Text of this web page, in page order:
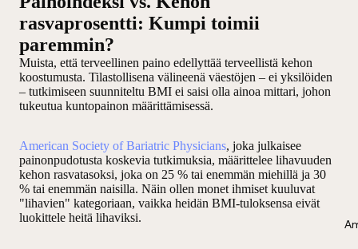
rasvaprosentti: Kumpi toimii
paremmin?
Muista, että terveellinen paino edellyttää terveellistä kehon
koostumusta. Tilastollisena välineenä väestöjen – ei yksilöiden
– tutkimiseen suunniteltu BMI ei saisi olla ainoa mittari, johon
tukeutua kuntopainon määrittämisessä.
American Society of Bariatric Physicians, joka julkaisee
painonpudotusta koskevia tutkimuksia, määrittelee lihavuuden
kehon rasvatasoksi, joka on 25 % tai enemmän miehillä ja 30
% tai enemmän naisilla. Näin ollen monet ihmiset kuuluvat
"lihavien" kategoriaan, vaikka heidän BMI-tuloksensa eivät
luokittele heitä lihaviksi.